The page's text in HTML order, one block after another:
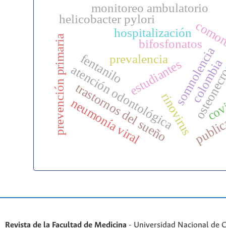
bifosfonatos
atención odontológica
prevención primaria somnolencia
estudiantes
trastornos del sueño
prevalencia
rinovirus
neumonía viral
hospitalización
helicobacter pylori
colombia
monitoreo ambulatorio
fentanilo
Revista de la Facultad de Medicina - Universidad Nacional de